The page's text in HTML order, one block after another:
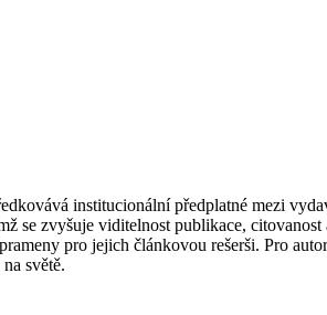
institucionální předplatné mezi
zvyšuje viditelnost publikace,
pro jejich článkovou rešerši. Pro
světě.